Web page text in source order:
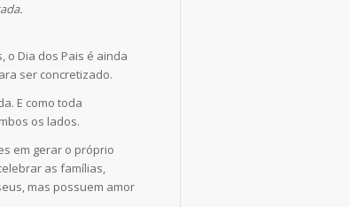
o Dia dos Pais é ainda
ser concretizado.
E como toda
os lados.
em gerar o próprio
as famílias,
mas possuem amor